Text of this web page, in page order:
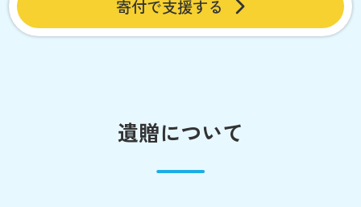
寄付で支援する
遺贈について